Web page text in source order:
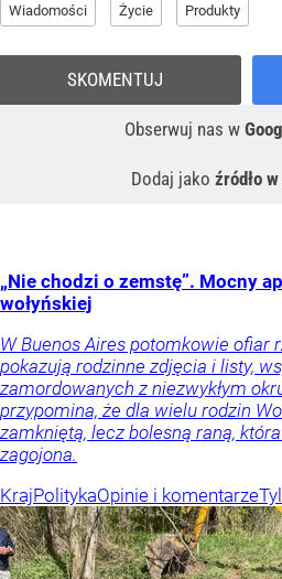
Wiadomości Życie Produkty
Obserwuj nas w
Dodaj jako źródło
SKOMENTUJ
„Nie chodzi o zemstę”. Mocny
wołyńskiej
W Buenos Aires potomkowie ofiar
pokazują rodzinne zdjęcia i listy,
zamordowanych z niezwykłym
przypomina, że dla wielu rodzin
zamkniętą, lecz bolesną raną,
zagojona.
KrajPolitykaOpinie i komentarze